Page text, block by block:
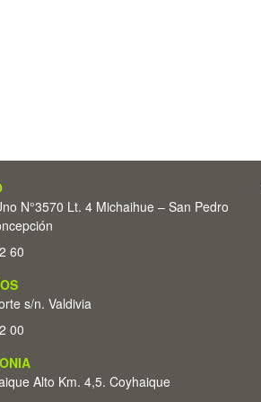
N°3570 Lt. 4 Michaihue – San Pedro
60
s/n. Valdivia
00
Alto Km. 4,5. Coyhaique